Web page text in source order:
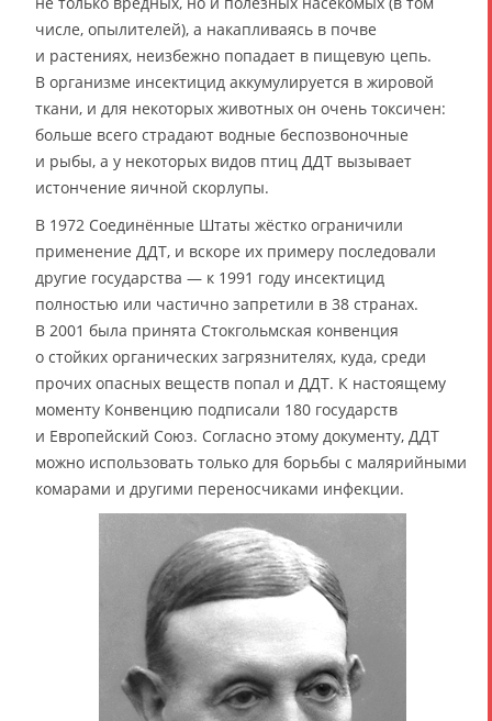
числе, опылителей), а накапливаясь в почве
и растениях, неизбежно попадает в пищевую цепь.
В организме инсектицид аккумулируется в жировой
ткани, и для некоторых животных он очень токсичен:
больше всего страдают водные беспозвоночные
и рыбы, а у некоторых видов птиц ДДТ вызывает
истончение яичной скорлупы.
В 1972 Соединённые Штаты жёстко ограничили
применение ДДТ, и вскоре их примеру последовали
другие государства — к 1991 году инсектицид
полностью или частично запретили в 38 странах.
В 2001 была принята Стокгольмская конвенция
о стойких органических загрязнителях, куда, среди
прочих опасных веществ попал и ДДТ. К настоящему
моменту Конвенцию подписали 180 государств
и Европейский Союз. Согласно этому документу, ДДТ
можно использовать только для борьбы с малярийными
комарами и другими переносчиками инфекции.